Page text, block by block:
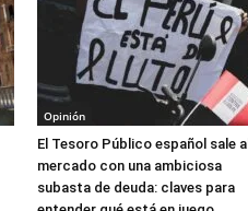
Opinión
El Tesoro Público español sale al
mercado con una ambiciosa
subasta de deuda: claves para